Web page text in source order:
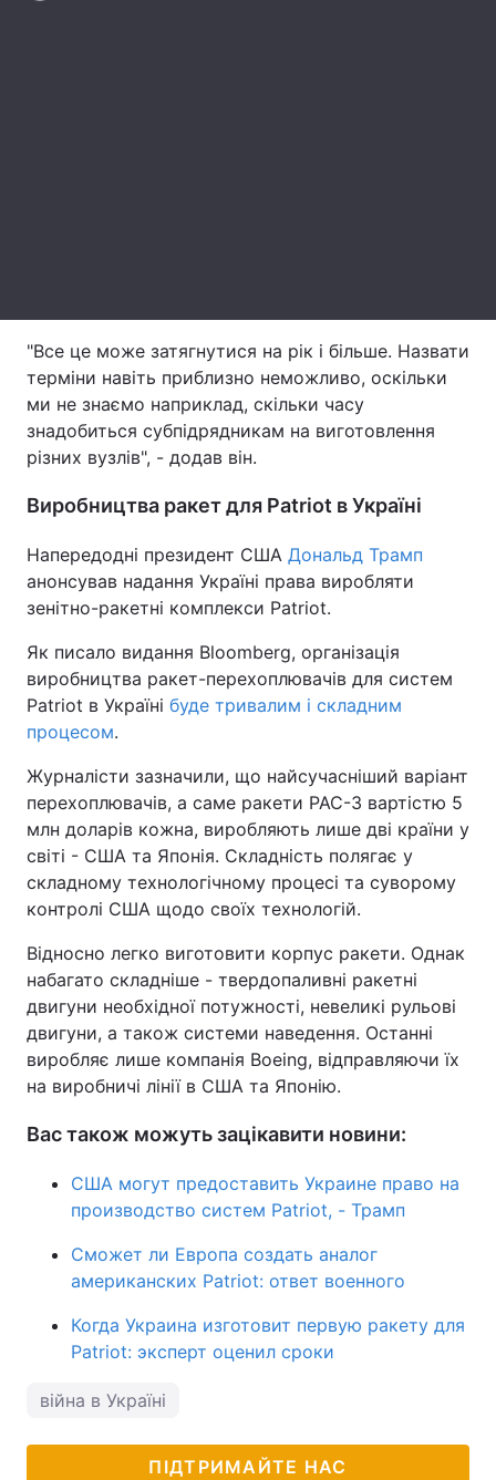
Тема оформлення
"Все це може затягнутися на рік і більше. Назвати
терміни навіть приблизно неможливо, оскільки
ми не знаємо наприклад, скільки часу
знадобиться субпідрядникам на виготовлення
різних вузлів", - додав він.
Виробництва ракет для Patriot в Україні
Напередодні президент США Дональд Трамп
анонсував надання Україні права виробляти
зенітно-ракетні комплекси Patriot.
Як писало видання Bloomberg, організація
виробництва ракет-перехоплювачів для систем
Patriot в Україні буде тривалим і складним
процесом.
Журналісти зазначили, що найсучасніший варіант
перехоплювачів, а саме ракети PAC-3 вартістю 5
млн доларів кожна, виробляють лише дві країни у
світі - США та Японія. Складність полягає у
складному технологічному процесі та суворому
контролі США щодо своїх технологій.
Відносно легко виготовити корпус ракети. Однак
набагато складніше - твердопаливні ракетні
двигуни необхідної потужності, невеликі рульові
двигуни, а також системи наведення. Останні
виробляє лише компанія Boeing, відправляючи їх
на виробничі лінії в США та Японію.
Вас також можуть зацікавити новини:
США могут предоставить Украине право на
производство систем Patriot, - Трамп
Сможет ли Европа создать аналог
американских Patriot: ответ военного
Когда Украина изготовит первую ракету для
Patriot: эксперт оценил сроки
війна в Україні
ПІДТРИМАЙТЕ НАС